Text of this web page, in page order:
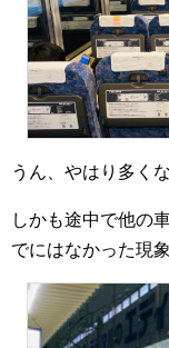
うん、やはり多く
しかも途中で他の
でにはなかった現象